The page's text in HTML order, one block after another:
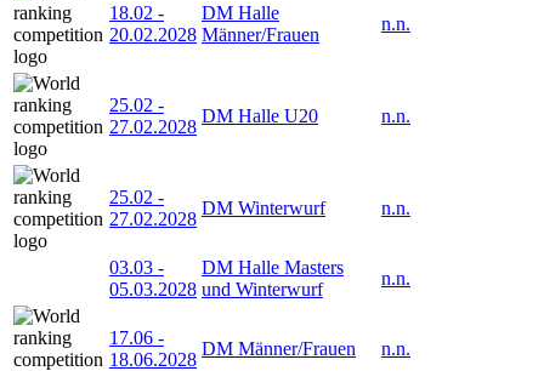
18.02 -
20.02.2028
DM Halle
Männer/Frauen
n.n.
25.02 -
27.02.2028
DM Halle U20 n.n.
25.02 -
27.02.2028
DM Winterwurf n.n.
03.03 -
05.03.2028
DM Halle Masters
und Winterwurf
n.n.
17.06 -
18.06.2028
DM Männer/Frauen n.n.